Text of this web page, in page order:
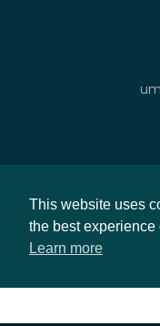
This website uses
the best experience
Learn more